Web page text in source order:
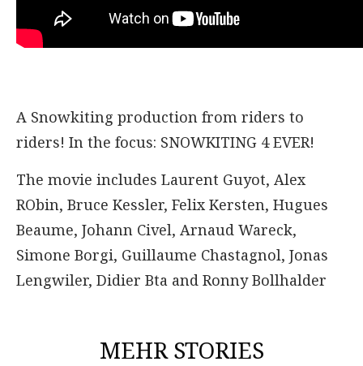
A Snowkiting production from riders to
riders! In the focus: SNOWKITING 4 EVER!
The movie includes Laurent Guyot, Alex
RObin, Bruce Kessler, Felix Kersten, Hugues
Beaume, Johann Civel, Arnaud Wareck,
Simone Borgi, Guillaume Chastagnol, Jonas
Lengwiler, Didier Bta and Ronny Bollhalder
MEHR STORIES